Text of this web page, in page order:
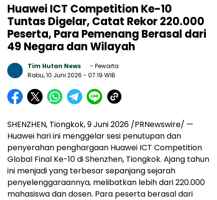
Huawei ICT Competition Ke-10
Tuntas Digelar, Catat Rekor 220.000
Peserta, Para Pemenang Berasal dari
49 Negara dan Wilayah
Tim Hutan News
- Pewarta
Rabu, 10 Juni 2026 - 07:19 WIB
SHENZHEN, Tiongkok, 9 Juni 2026 /PRNewswire/ —
Huawei hari ini menggelar sesi penutupan dan
penyerahan penghargaan Huawei ICT Competition
Global Final Ke-10 di Shenzhen, Tiongkok. Ajang tahun
ini menjadi yang terbesar sepanjang sejarah
penyelenggaraannya, melibatkan lebih dari 220.000
mahasiswa dan dosen. Para peserta berasal dari